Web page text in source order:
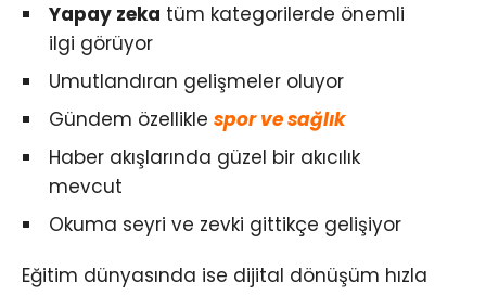
Yapay zeka tüm kategorilerde önemli
ilgi görüyor
Umutlandıran gelişmeler oluyor
Gündem özellikle spor ve sağlık
Haber akışlarında güzel bir akıcılık
mevcut
Okuma seyri ve zevki gittikçe gelişiyor
Eğitim dünyasında ise dijital dönüşüm hızla